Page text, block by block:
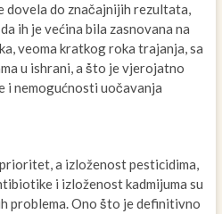
dovela do značajnijih rezultata,
ih je većina bila zasnovana na
veoma kratkog roka trajanja, sa
u ishrani, a ṧto je vjerojatno
i nemogućnosti uočavanja
a izloženost pesticidima,
i izloženost kadmijuma su
problema. Ono ṧto je definitivno